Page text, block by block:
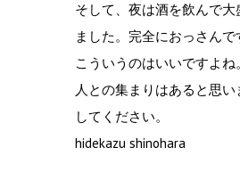
そして、夜は酒を飲んで大
ました。完全におっさんで
こういうのはいいですよ
人との集まりはあると思
してください。
hidekazu shinohara